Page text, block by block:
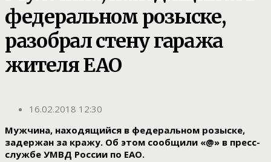
федеральном розыске,
разобрал стену гаража
жителя ЕАО
16.02.2018 12:30
Мужчина, находящийся в федеральном розыске,
задержан за кражу. Об этом сообщили «@» в пресс-
службе УМВД России по ЕАО.